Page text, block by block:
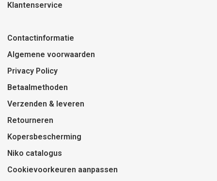
Klantenservice
Contactinformatie
Algemene voorwaarden
Privacy Policy
Betaalmethoden
Verzenden & leveren
Retourneren
Kopersbescherming
Niko catalogus
Cookievoorkeuren aanpassen